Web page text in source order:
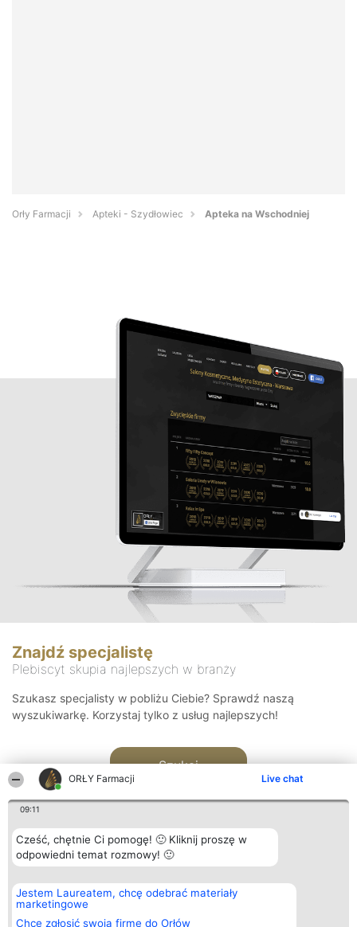
ORŁY Farmacji Live chat
09:11
Cześć, chętnie Ci pomogę! 🙂 Kliknij proszę w
odpowiedni temat rozmowy! 🙂
Jestem Laureatem, chcę odebrać materiały
marketingowe
Chcę zgłosić swoją firmę do Orłów
Orły Farmacji Apteki - Szydłowiec Apteka na Wschodniej
Znajdź specjalistę
Plebiscyt skupia najlepszych w branży
Szukasz specjalisty w pobliżu Ciebie? Sprawdź naszą
wyszukiwarkę. Korzystaj tylko z usług najlepszych!
Szukaj
Organizator plebiscytu
Bright Side Solutions sp. z o.
o. sp. k.
ul. Ruska 22
Plebiscyt
Laureaci
wszystkich
Kontakt
Kontakt